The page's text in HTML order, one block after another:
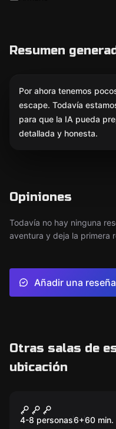
Resumen
Por ahora tenemos
escape. Todavía
para que la IA pueda
detallada y honesta.
Opiniones
Todavía no hay ninguna
aventura y deja la primera
Añadir una reseña
Otras salas de
ubicación
Nuevo
Siltobark: KIDS
4-8 personas6+60 min.